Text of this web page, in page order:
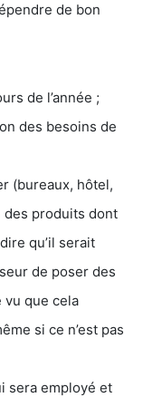
de bon
de l’année ;
des besoins de
(bureaux, hôtel,
des produits dont
qu’il serait
de poser des
vu que cela
si ce n’est pas
sera employé et